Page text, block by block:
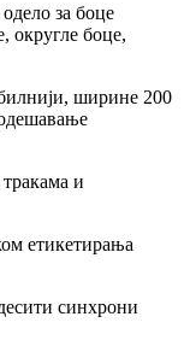
за боце
округле боце,
ширине 200
и
етикетирања
синхрони